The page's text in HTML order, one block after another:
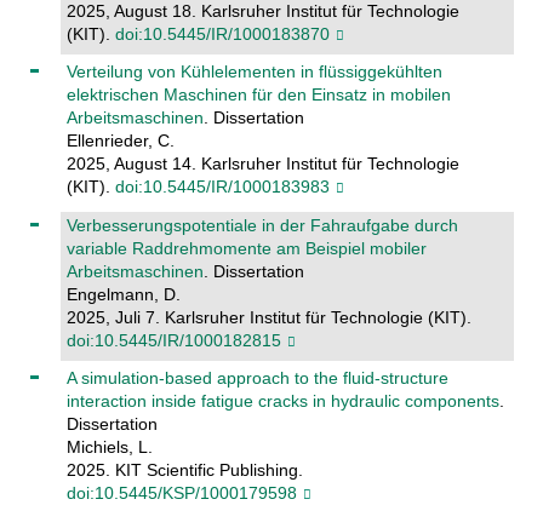
2025, August 18. Karlsruher Institut für Technologie
(KIT). doi:10.5445/IR/1000183870
Verteilung von Kühlelementen in flüssiggekühlten
elektrischen Maschinen für den Einsatz in mobilen
Arbeitsmaschinen. Dissertation
Ellenrieder, C.
2025, August 14. Karlsruher Institut für Technologie
(KIT). doi:10.5445/IR/1000183983
Verbesserungspotentiale in der Fahraufgabe durch
variable Raddrehmomente am Beispiel mobiler
Arbeitsmaschinen . Dissertation
Engelmann, D.
2025, Juli 7. Karlsruher Institut für Technologie (KIT).
doi:10.5445/IR/1000182815
A simulation-based approach to the fluid-structure
interaction inside fatigue cracks in hydraulic components.
Dissertation
Michiels, L.
2025. KIT Scientific Publishing.
doi:10.5445/KSP/1000179598